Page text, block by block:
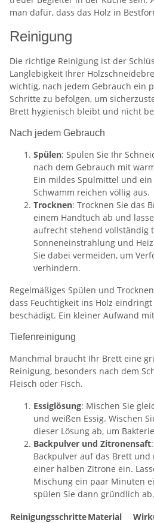
man dafür, dass das Holz in
Reinigung
Die richtige Reinigung ist der
Langlebigkeit Ihrer
wichtig, nach jedem Gebrauch ein
Schritte zu befolgen, um
Brett hygienisch bleibt und nicht
Nach jedem Gebrauch
Spülen: Spülen Sie Ihr
nach dem Gebrauch mit
Ein mildes Spülmittel und
Schwamm reichen völlig aus.
Trocknen: Trocknen Sie das
einem Handtuch ab und
aufrecht stehend vollständig
Sonneneinstrahlung und
Sie dabei vermeiden, um
verhindern.
Regelmäßiges Spülen und
dass Feuchtigkeit ins Holz
beschädigt. Ein kleiner Aufwand
Tiefenreinigung
Manchmal braucht Ihr Brett eine
Reinigung, besonders nach dem
Fleisch oder Fisch.
Essiglösung: Mischen Sie
und weißen Essig. Wischen
dieser Lösung ab, um
Backpulver und Zitronensaft
Backpulver auf das Brett und
einer halben Zitrone ein.
Mischung ein paar Minuten
spülen Sie dann gründlich ab.
ReinigungsschritteMaterial